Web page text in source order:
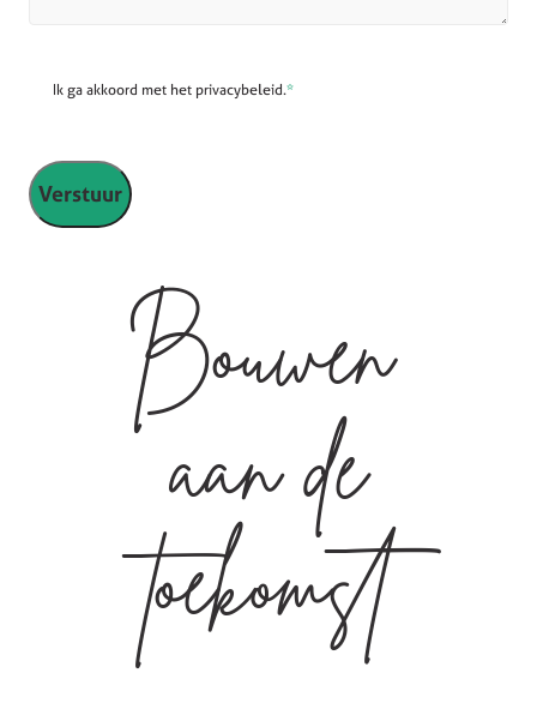
Ik ga akkoord met het privacybeleid.*
Bouwen
aan de
toekomst